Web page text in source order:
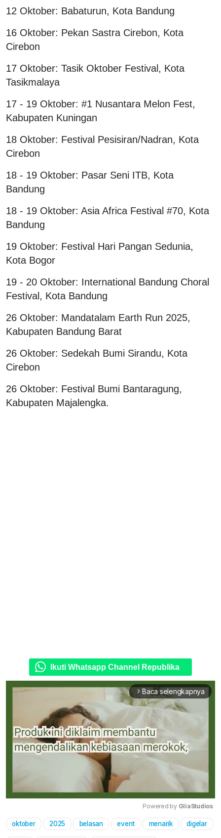
12 Oktober: Babaturun, Kota Bandung
16 Oktober: Pekan Sastra Cirebon, Kota
Cirebon
17 Oktober: Tasik Oktober Festival, Kota
Tasikmalaya
17 - 19 Oktober: #1 Nusantara Melon Fest,
Kabupaten Kuningan
18 Oktober: Festival Pesisiran/Nadran, Kota
Cirebon
18 - 19 Oktober: Pasar Seni ITB, Kota
Bandung
18 - 19 Oktober: Asia Africa Festival #70, Kota
Bandung
19 Oktober: Festival Hari Pangan Sedunia,
Kota Bogor
19 - 20 Oktober: International Bandung Choral
Festival, Kota Bandung
26 Oktober: Mandatalam Earth Run 2025,
Kabupaten Bandung Barat
26 Oktober: Sedekah Bumi Sirandu, Kota
Cirebon
26 Oktober: Festival Bumi Bantaragung,
Kabupaten Majalengka.
Ikuti Whatsapp Channel Republika
arrow_forward_ios Baca selengkapnya
Mute
Powered by GliaStudios
oktober 2025 belasan event menarik digelar